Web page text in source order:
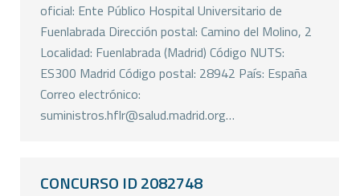
oficial: Ente Público Hospital Universitario de
Fuenlabrada Dirección postal: Camino del Molino, 2
Localidad: Fuenlabrada (Madrid) Código NUTS:
ES300 Madrid Código postal: 28942 País: España
Correo electrónico:
suministros.hflr@salud.madrid.org…
CONCURSO ID 2082748